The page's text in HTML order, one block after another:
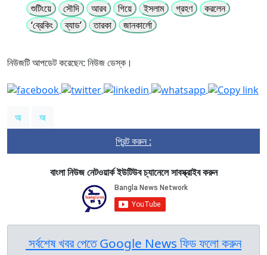
শুটিংয়ে
সৌদি আরব গিয়ে ইসলাম গ্রহণ
করলেন
‘ব্রেকিং
ব্যাড’ তারকা জানকার্লো
নিউজটি আপডেট করেছেন: নিউজ ডেস্ক।
অ
অ
প্রিন্ট করুন :
বাংলা নিউজ নেটওয়ার্ক ইউটিউব চ্যানেলে সাবস্ক্রাইব করুন
সর্বশেষ খবর পেতে Google News ফিড ফলো করুন